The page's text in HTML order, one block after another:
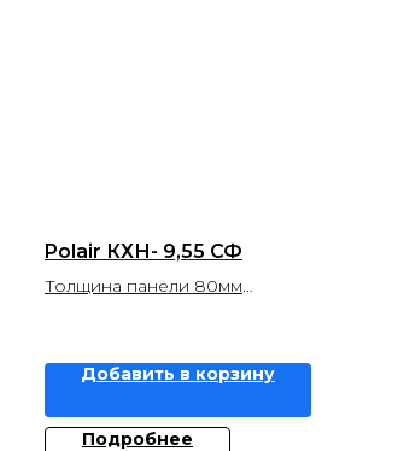
Polair КХН- 9,55 СФ
Толщина панели 80мм
Добавить в корзину
Подробнее